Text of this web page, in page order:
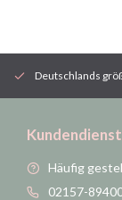
Deutschlands
Kundendienst
Häufig
02157-